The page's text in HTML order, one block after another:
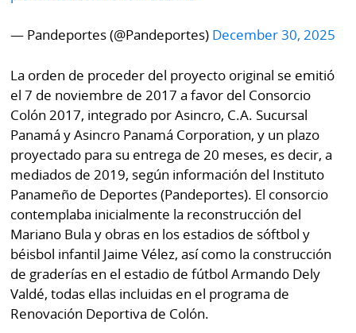
— Pandeportes (@Pandeportes) December 30, 2025
La orden de proceder del proyecto original se emitió
el 7 de noviembre de 2017 a favor del Consorcio
Colón 2017, integrado por Asincro, C.A. Sucursal
Panamá y Asincro Panamá Corporation, y un plazo
proyectado para su entrega de 20 meses, es decir, a
mediados de 2019, según información del Instituto
Panameño de Deportes (Pandeportes). El consorcio
contemplaba inicialmente la reconstrucción del
Mariano Bula y obras en los estadios de sóftbol y
béisbol infantil Jaime Vélez, así como la construcción
de graderías en el estadio de fútbol Armando Dely
Valdé, todas ellas incluidas en el programa de
Renovación Deportiva de Colón.